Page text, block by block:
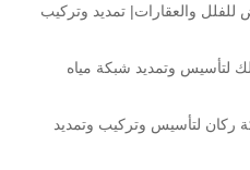
والعقارات| تمديد وتركيب
لتأسيس وتمديد شبكة مياه
ركان لتأسيس وتركيب وتمديد